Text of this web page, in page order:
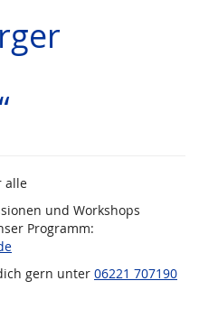
alle
und Workshops
Programm:
gern unter 06221 707190